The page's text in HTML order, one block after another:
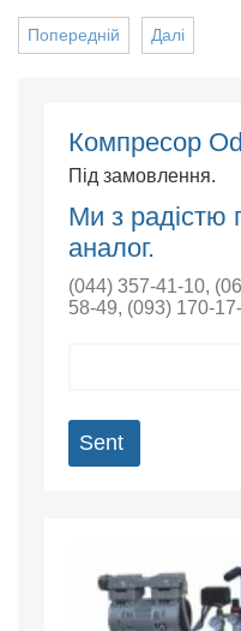
Далі
Попередній
Компресор
Під замовлення.
Ми з радістю
аналог.
(044) 357-41-10,
58-49, (093) 170-
Sent